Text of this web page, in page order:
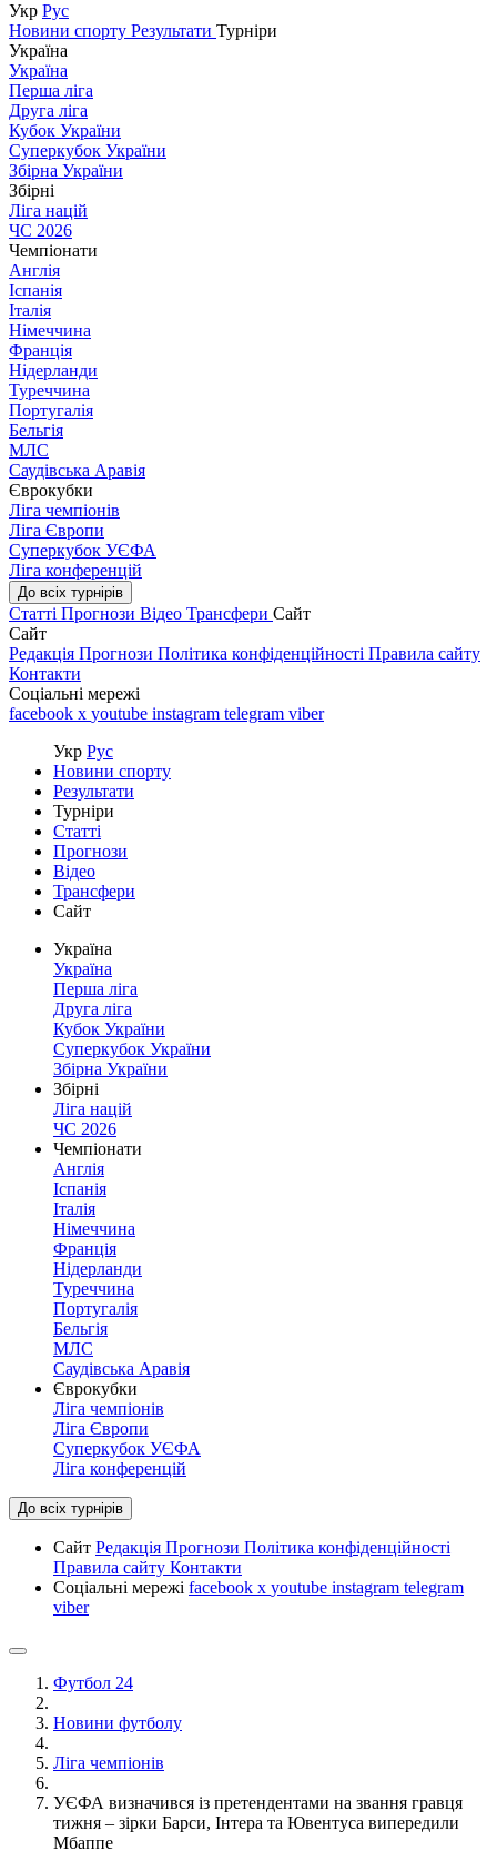
Укр Рус
Новини спорту Результати Турніри
Україна
Україна
Перша ліга
Друга ліга
Кубок України
Суперкубок України
Збірна України
Збірні
Ліга націй
ЧС 2026
Чемпіонати
Англія
Іспанія
Італія
Німеччина
Франція
Нідерланди
Туреччина
Португалія
Бельгія
МЛС
Саудівська Аравія
Єврокубки
Ліга чемпіонів
Ліга Європи
Суперкубок УЄФА
Ліга конференцій
До всіх турнірів
Статті Прогнози Відео Трансфери Сайт
Сайт
Редакція Прогнози Політика конфіденційності Правила сайту
Контакти
Соціальні мережі
facebook x youtube instagram telegram viber
Укр Рус
Новини спорту
Результати
Турніри
Статті
Прогнози
Відео
Трансфери
Сайт
Україна
Україна
Перша ліга
Друга ліга
Кубок України
Суперкубок України
Збірна України
Збірні
Ліга націй
ЧС 2026
Чемпіонати
Англія
Іспанія
Італія
Німеччина
Франція
Нідерланди
Туреччина
Португалія
Бельгія
МЛС
Саудівська Аравія
Єврокубки
Ліга чемпіонів
Ліга Європи
Суперкубок УЄФА
Ліга конференцій
До всіх турнірів
Сайт Редакція Прогнози Політика конфіденційності
Правила сайту Контакти
Соціальні мережі facebook x youtube instagram telegram
viber
Футбол 24
Новини футболу
Ліга чемпіонів
УЄФА визначився із претендентами на звання гравця
тижня – зірки Барси, Інтера та Ювентуса випередили
Мбаппе